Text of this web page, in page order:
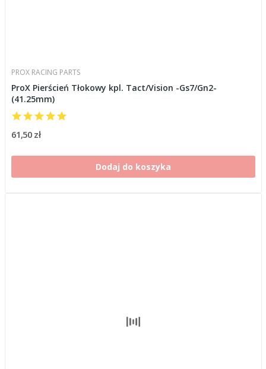
PROX RACING PARTS
ProX Pierścień Tłokowy kpl. Tact/Vision -Gs7/Gn2-
(41.25mm)
61,50 zł
Dodaj do koszyka